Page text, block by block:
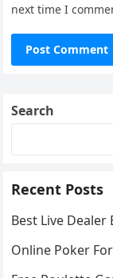
next time I
Search
Recent Posts
Best Live Dealer
Online Poker